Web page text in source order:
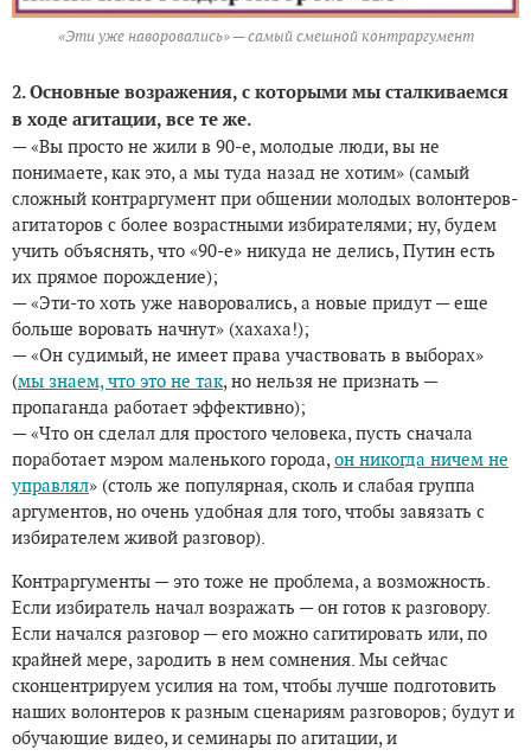
«Эти уже наворовались» — самый смешной контраргумент
2. Основные возражения, с которыми мы сталкиваемся
в ходе агитации, все те же.
— «Вы просто не жили в 90-е, молодые люди, вы не
понимаете, как это, а мы туда назад не хотим» (самый
сложный контраргумент при общении молодых волонтеров-
агитаторов с более возрастными избирателями; ну, будем
учить объяснять, что «90-е» никуда не делись, Путин есть
их прямое порождение);
— «Эти-то хоть уже наворовались, а новые придут — еще
больше воровать начнут» (хахаха!);
— «Он судимый, не имеет права участвовать в выборах»
(мы знаем, что это не так, но нельзя не признать —
пропаганда работает эффективно);
— «Что он сделал для простого человека, пусть сначала
поработает мэром маленького города,он никогда ничем не
управлял» (столь же популярная, сколь и слабая группа
аргументов, но очень удобная для того, чтобы завязать с
избирателем живой разговор).
Контраргументы — это тоже не проблема, а возможность.
Если избиратель начал возражать — он готов к разговору.
Если начался разговор — его можно сагитировать или, по
крайней мере, зародить в нем сомнения. Мы сейчас
сконцентрируем усилия на том, чтобы лучше подготовить
наших волонтеров к разным сценариям разговоров; будут и
обучающие видео, и семинары по агитации, и